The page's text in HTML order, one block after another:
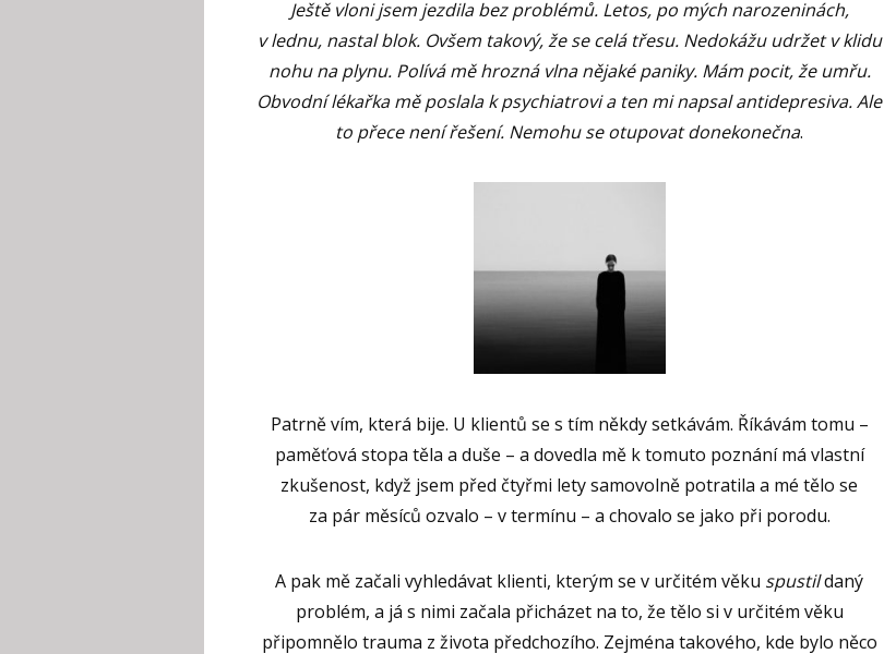
Ještě vloni jsem jezdila bez problémů. Letos, po mých narozeninách,
v lednu, nastal blok. Ovšem takový, že se celá třesu. Nedokážu udržet v klidu
nohu na plynu. Polívá mě hrozná vlna nějaké paniky. Mám pocit, že umřu.
Obvodní lékařka mě poslala k psychiatrovi a ten mi napsal antidepresiva. Ale
to přece není řešení. Nemohu se otupovat donekonečna.
Patrně vím, která bije. U klientů se s tím někdy setkávám. Říkávám tomu –
paměťová stopa těla a duše – a dovedla mě k tomuto poznání má vlastní
zkušenost, když jsem před čtyřmi lety samovolně potratila a mé tělo se
za pár měsíců ozvalo – v termínu – a chovalo se jako při porodu.
A pak mě začali vyhledávat klienti, kterým se v určitém věku spustildaný
problém, a já s nimi začala přicházet na to, že tělo si v určitém věku
připomnělo trauma z života předchozího. Zejména takového, kde bylo něco